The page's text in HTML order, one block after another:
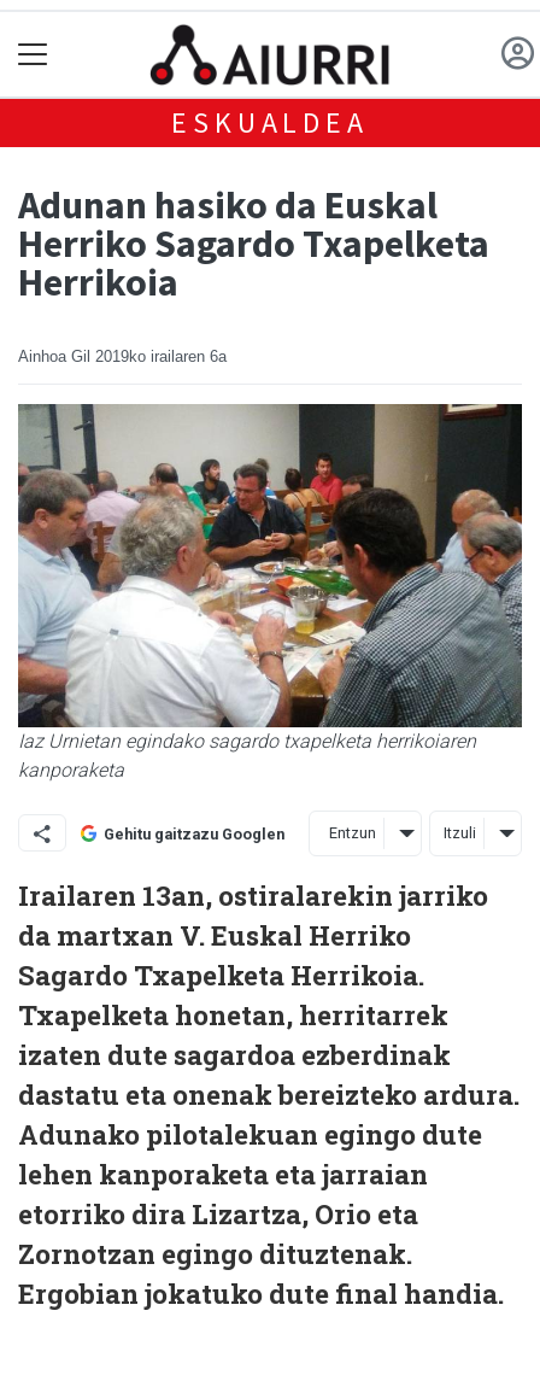
ESKUALDEA
Adunan hasiko da Euskal
Herriko Sagardo Txapelketa
Herrikoia
Ainhoa Gil 2019ko irailaren 6a
Iaz Urnietan egindako sagardo txapelketa herrikoiaren
kanporaketa
Gehitu gaitzazu Googlen Entzun Itzuli
Irailaren 13an, ostiralarekin jarriko
da martxan V. Euskal Herriko
Sagardo Txapelketa Herrikoia.
Txapelketa honetan, herritarrek
izaten dute sagardoa ezberdinak
dastatu eta onenak bereizteko ardura.
Adunako pilotalekuan egingo dute
lehen kanporaketa eta jarraian
etorriko dira Lizartza, Orio eta
Zornotzan egingo dituztenak.
Ergobian jokatuko dute final handia.